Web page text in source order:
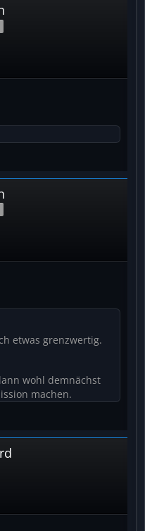
etwas grenzwertig.
wohl demnächst
machen.